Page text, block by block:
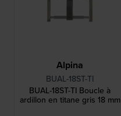
Alpina
BUAL-18ST-TI
BUAL-18ST-TI Boucle à
ardillon en titane gris 18 mm